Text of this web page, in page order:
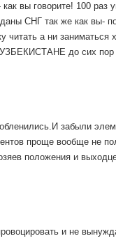
вы говорите! 100 раз
СНГ так же как вы-
а ни заниматься
УЗБЕКИСТАНЕ до сих пор
забыли
проще вообще не
положения и
и не